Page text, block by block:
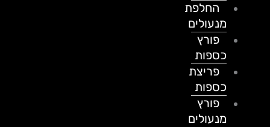
החלפת
מנעולים
פורץ
כספות
פריצת
כספות
פורץ
מנעולים